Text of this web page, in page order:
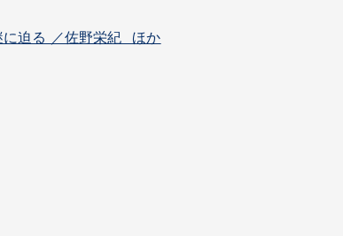
迫る ／佐野栄紀 ほか